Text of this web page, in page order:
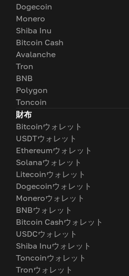
Dogecoin
Monero
Shiba Inu
Bitcoin Cash
Avalanche
Tron
BNB
Polygon
Toncoin
財布
Bitcoinウォレット
USDTウォレット
Ethereumウォレット
Solanaウォレット
Litecoinウォレット
Dogecoinウォレット
Moneroウォレット
BNBウォレット
Bitcoin Cashウォレット
USDCウォレット
Shiba Inuウォレット
Toncoinウォレット
Tronウォレット